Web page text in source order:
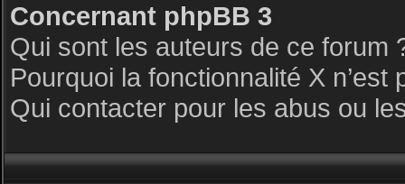
Concernant phpBB 3
Qui sont les auteurs de ce forum
Pourquoi la fonctionnalité X n’est
Qui contacter pour les abus ou